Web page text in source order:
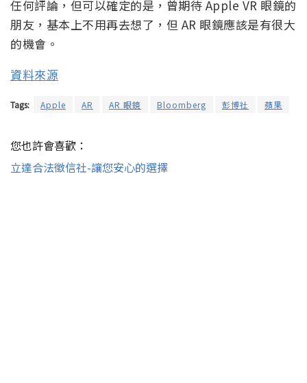
任何評論，但可以確定的是，曾期待 Apple VR 眼鏡的
朋友，基本上不用再去想了，但 AR 眼鏡應該是有很大
的機會。
資料來源
Tags: Apple AR AR 眼鏡 Bloomberg 彭博社 蘋果
您也許會喜歡：
立達合法徵信社-讓您安心的選擇